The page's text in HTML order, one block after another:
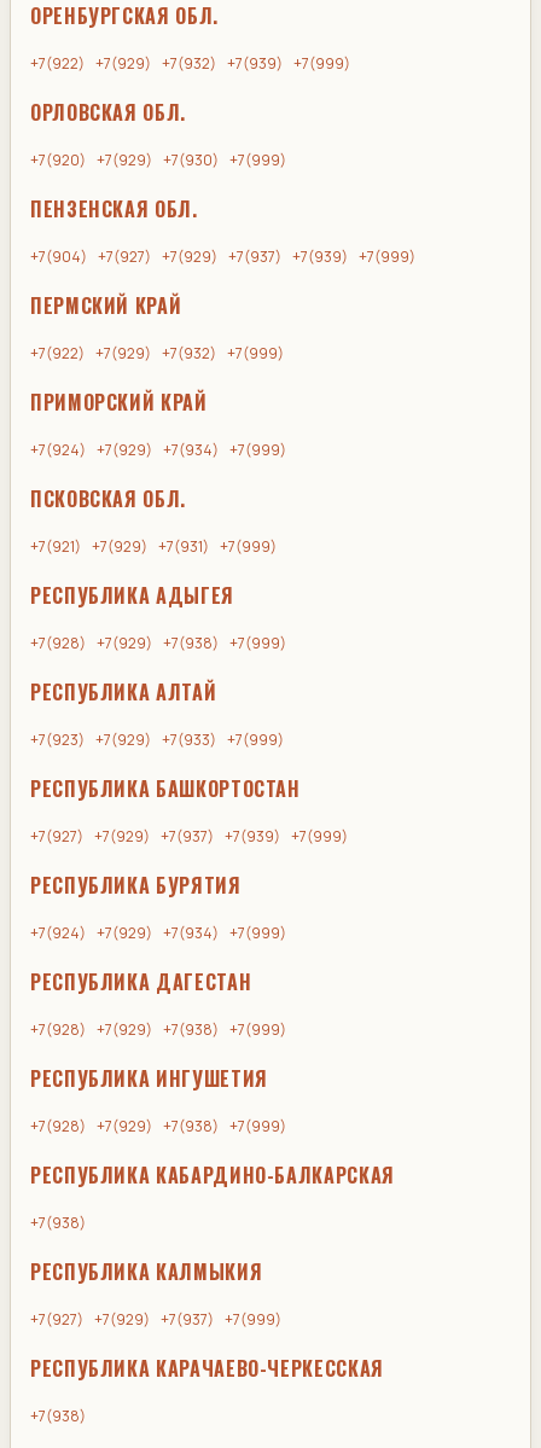
ОРЕНБУРГСКАЯ ОБЛ.
+7(922) +7(929) +7(932) +7(939) +7(999)
ОРЛОВСКАЯ ОБЛ.
+7(920) +7(929) +7(930) +7(999)
ПЕНЗЕНСКАЯ ОБЛ.
+7(904) +7(927) +7(929) +7(937) +7(939) +7(999)
ПЕРМСКИЙ КРАЙ
+7(922) +7(929) +7(932) +7(999)
ПРИМОРСКИЙ КРАЙ
+7(924) +7(929) +7(934) +7(999)
ПСКОВСКАЯ ОБЛ.
+7(921) +7(929) +7(931) +7(999)
РЕСПУБЛИКА АДЫГЕЯ
+7(928) +7(929) +7(938) +7(999)
РЕСПУБЛИКА АЛТАЙ
+7(923) +7(929) +7(933) +7(999)
РЕСПУБЛИКА БАШКОРТОСТАН
+7(927) +7(929) +7(937) +7(939) +7(999)
РЕСПУБЛИКА БУРЯТИЯ
+7(924) +7(929) +7(934) +7(999)
РЕСПУБЛИКА ДАГЕСТАН
+7(928) +7(929) +7(938) +7(999)
РЕСПУБЛИКА ИНГУШЕТИЯ
+7(928) +7(929) +7(938) +7(999)
РЕСПУБЛИКА КАБАРДИНО-БАЛКАРСКАЯ
+7(938)
РЕСПУБЛИКА КАЛМЫКИЯ
+7(927) +7(929) +7(937) +7(999)
РЕСПУБЛИКА КАРАЧАЕВО-ЧЕРКЕССКАЯ
+7(938)